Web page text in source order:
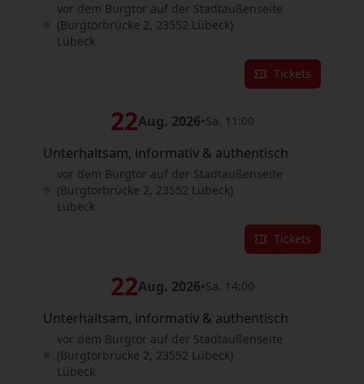
vor dem Burgtor auf der Stadtaußenseite
(Burgtorbrücke 2, 23552 Lübeck)
Lübeck
Tickets
22Aug. 2026•Sa. 11:00
Unterhaltsam, informativ & authentisch
vor dem Burgtor auf der Stadtaußenseite
(Burgtorbrücke 2, 23552 Lübeck)
Lübeck
Tickets
22Aug. 2026•Sa. 14:00
Unterhaltsam, informativ & authentisch
vor dem Burgtor auf der Stadtaußenseite
(Burgtorbrücke 2, 23552 Lübeck)
Lübeck